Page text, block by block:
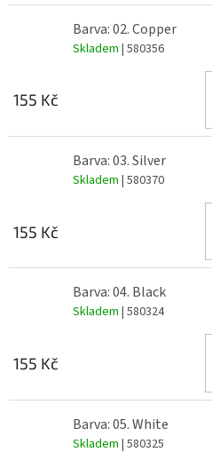
Barva: 02. Copper
Skladem | 580356
155 Kč
Barva: 03. Silver
Skladem | 580370
155 Kč
Barva: 04. Black
Skladem | 580324
155 Kč
Barva: 05. White
Skladem | 580325